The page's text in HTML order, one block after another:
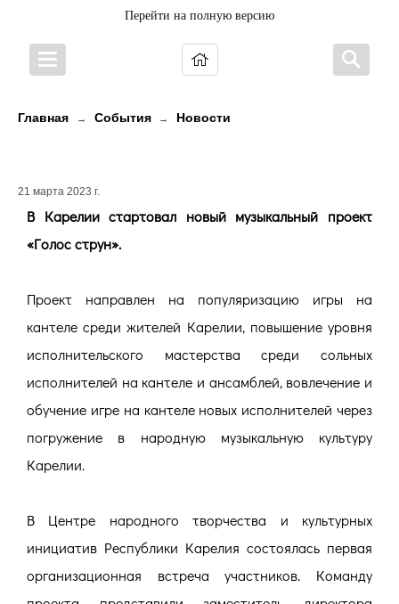
Перейти на полную версию
Главная → События → Новости
21 марта 2023 г.
В Карелии стартовал новый музыкальный проект
«Голос струн».
Проект направлен на популяризацию игры на
кантеле среди жителей Карелии, повышение уровня
исполнительского мастерства среди сольных
исполнителей на кантеле и ансамблей, вовлечение и
обучение игре на кантеле новых исполнителей через
погружение в народную музыкальную культуру
Карелии.
В Центре народного творчества и культурных
инициатив Республики Карелия состоялась первая
организационная встреча участников. Команду